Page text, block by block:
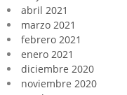
abril 2021
marzo 2021
febrero 2021
enero 2021
diciembre 2020
noviembre 2020